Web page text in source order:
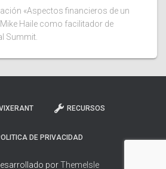
«Aspectos financieros de un
Haile como facilitador de
Summit.
RECURSOS
DE PRIVACIDAD
porThemeIsle